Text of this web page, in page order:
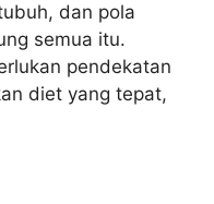
dan pola
semua itu.
pendekatan
diet yang tepat,